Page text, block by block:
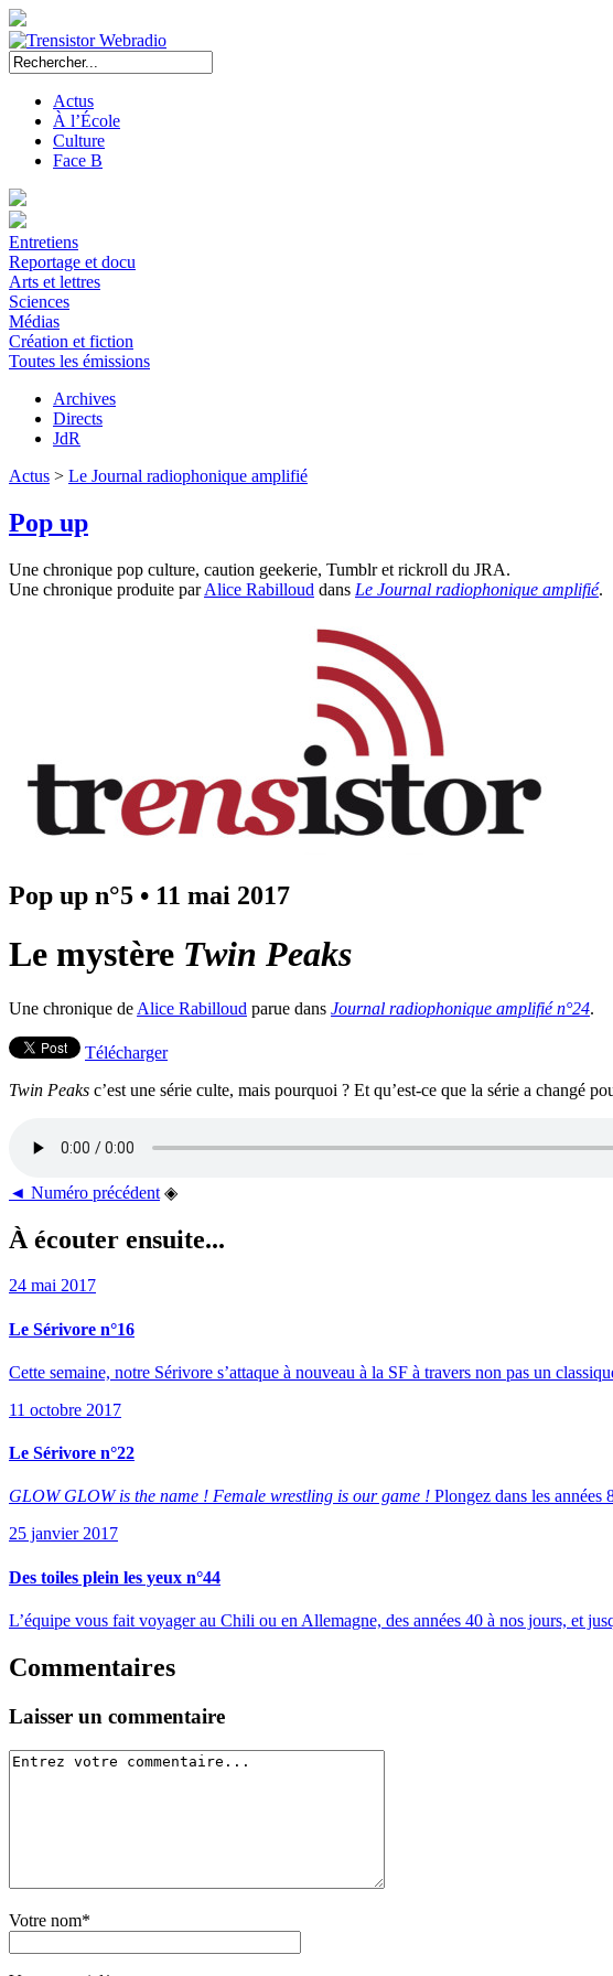
Actus
À l’École
Culture
Face B
Entretiens
Reportage et docu
Arts et lettres
Sciences
Médias
Création et fiction
Toutes les émissions
Archives
Directs
JdR
Actus > Le Journal radiophonique amplifié
Pop up
Une chronique pop culture, caution geekerie, Tumblr et rickroll du JRA.
Une chronique produite parAlice Rabilloud dans Le Journal radiophonique amplifié.
Pop up n°5 • 11 mai 2017
Le mystère Twin Peaks
Une chronique de Alice Rabilloud parue dans Journal radiophonique amplifié n°24.
Télécharger
Twin Peaks c’est une série culte, mais pourquoi ? Et qu’est-ce que la série a changé
◄ Numéro précédent ◈
À écouter ensuite...
24 mai 2017
Le Sérivore n°16
Cette semaine, notre Sérivore s’attaque à nouveau à la SF à travers non pas un
11 octobre 2017
Le Sérivore n°22
GLOW GLOW is the name ! Female wrestling is our game ! Plongez dans les années
25 janvier 2017
Des toiles plein les yeux n°44
L’équipe vous fait voyager au Chili ou en Allemagne, des années 40 à nos jours, et
Commentaires
Laisser un commentaire
Votre nom*